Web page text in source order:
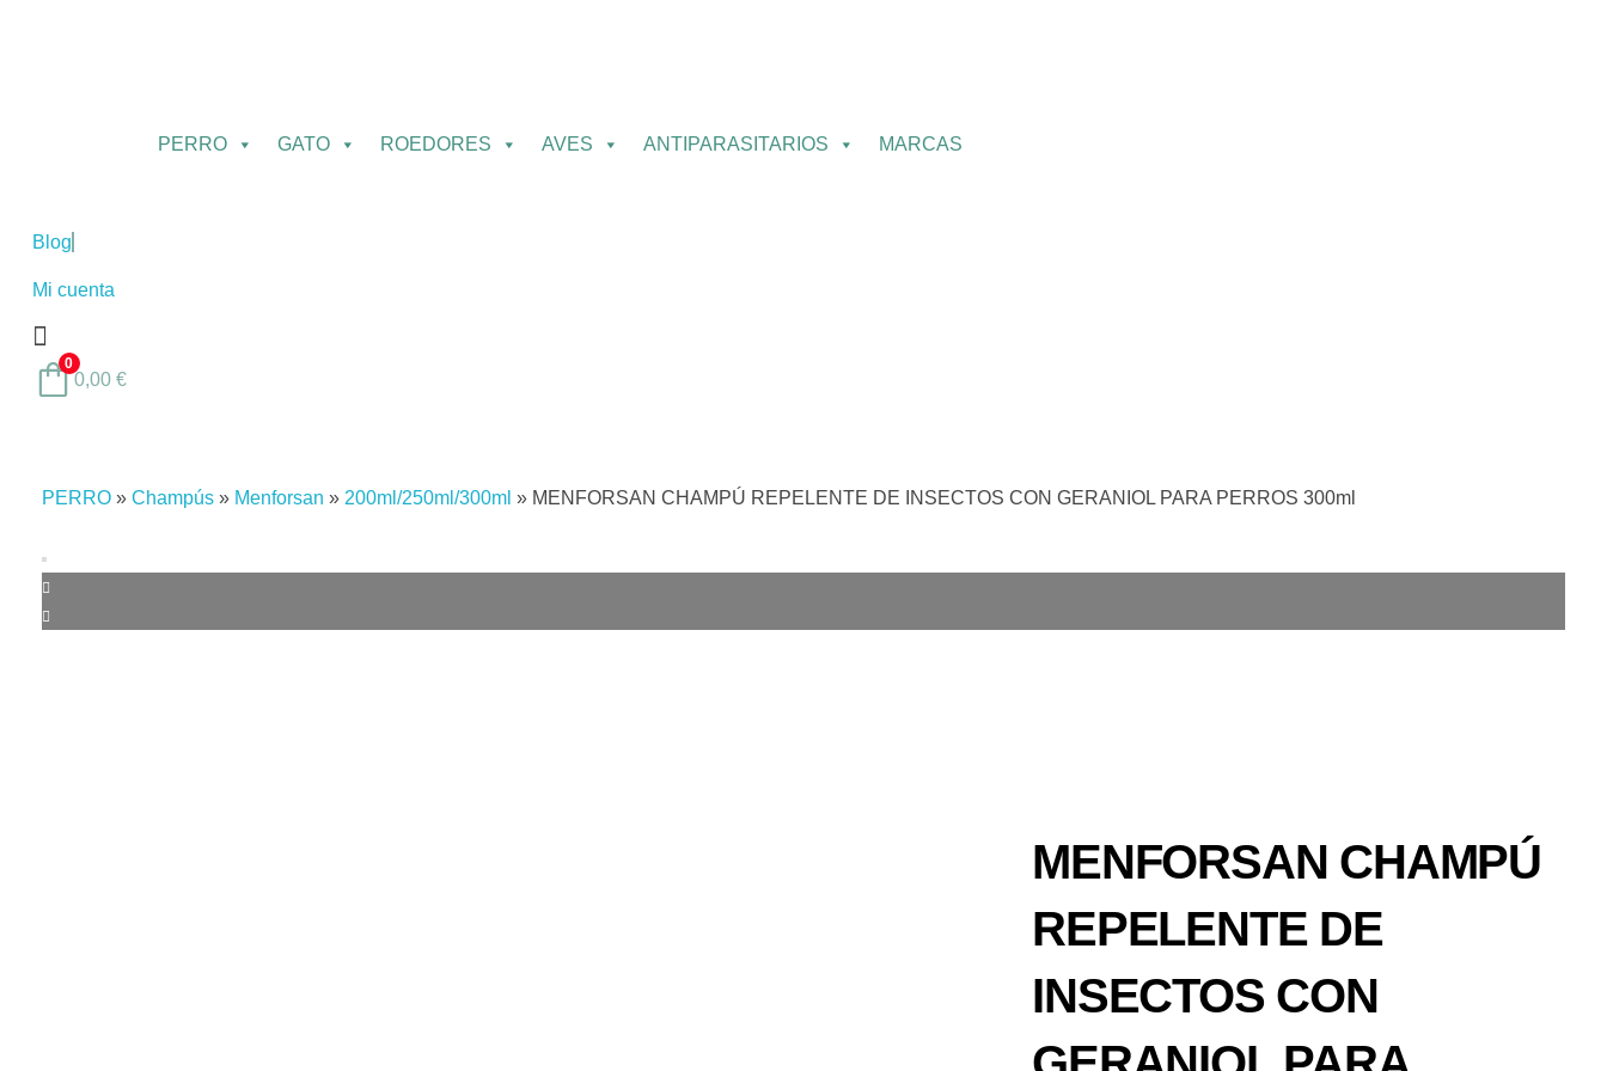
PERRO GATO ROEDORES AVES ANTIPARASITARIOS MARCAS
Blog
Mi cuenta
0
0,00 €
PERRO » Champús » Menforsan » 200ml/250ml/300ml » MENFORSAN CHAMPÚ REPELENTE DE INSECTOS CON GERANIOL PARA PERROS 300ml
MENFORSAN CHAMPÚ
REPELENTE DE
INSECTOS CON